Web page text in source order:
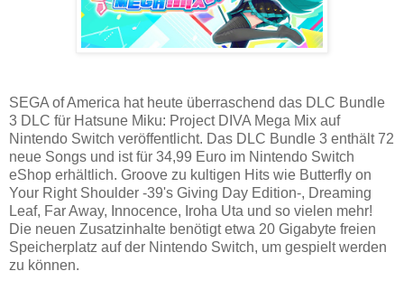
SEGA of America hat heute überraschend das DLC Bundle
3 DLC für Hatsune Miku: Project DIVA Mega Mix auf
Nintendo Switch veröffentlicht. Das DLC Bundle 3 enthält 72
neue Songs und ist für 34,99 Euro im Nintendo Switch
eShop erhältlich. Groove zu kultigen Hits wie Butterfly on
Your Right Shoulder -39's Giving Day Edition-, Dreaming
Leaf, Far Away, Innocence, Iroha Uta und so vielen mehr!
Die neuen Zusatzinhalte benötigt etwa 20 Gigabyte freien
Speicherplatz auf der Nintendo Switch, um gespielt werden
zu können.